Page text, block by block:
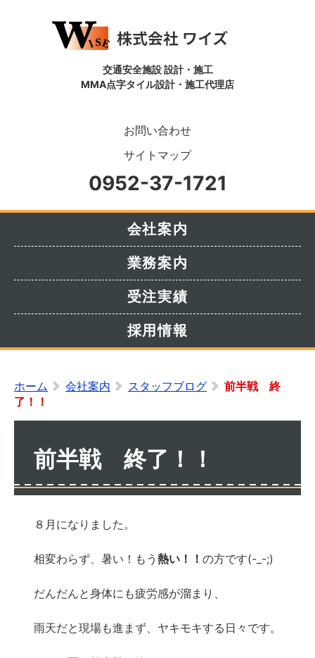
交通安全施設 設計・施工
MMA点字タイル設計・施工代理店
お問い合わせ
サイトマップ
0952-37-1721
会社案内
業務案内
受注実績
採用情報
ホーム 会社案内 スタッフブログ
前半戦 終
了！！
前半戦 終了！！
８月になりました。
相変わらず、暑い！もう 熱い！！ の方です(-_-;)
だんだんと身体にも疲労感が溜まり、
雨天だと現場も進まず、ヤキモキする日々です。